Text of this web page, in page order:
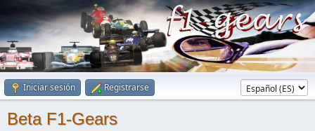
Iniciar sesión Registrarse
Beta F1-Gears